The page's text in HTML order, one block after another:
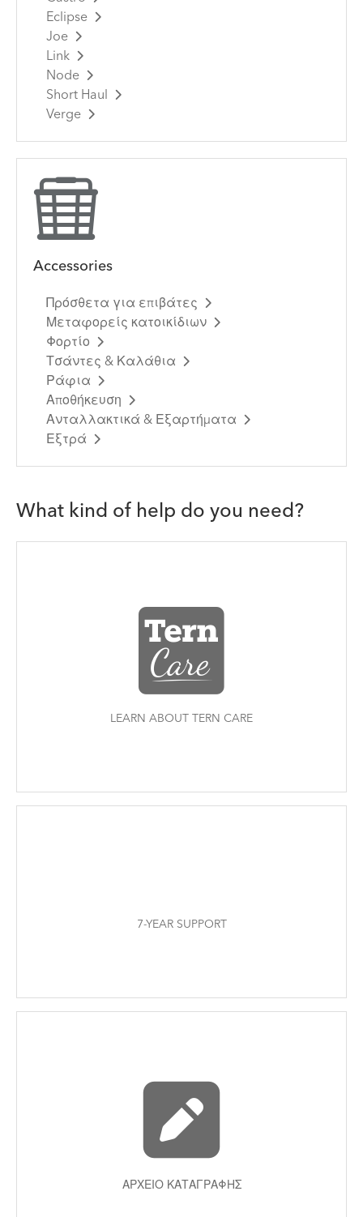
Eclipse
Joe
Link
Node
Short Haul
Verge
Accessories
Πρόσθετα για επιβάτες
Μεταφορείς κατοικίδιων
Φορτίο
Τσάντες & Καλάθια
Ράφια
Αποθήκευση
Ανταλλακτικά & Εξαρτήματα
Εξτρά
What kind of help do you need?
LEARN ABOUT TERN CARE
7-YEAR SUPPORT
ΑΡΧΕΊΟ ΚΑΤΑΓΡΑΦΉΣ